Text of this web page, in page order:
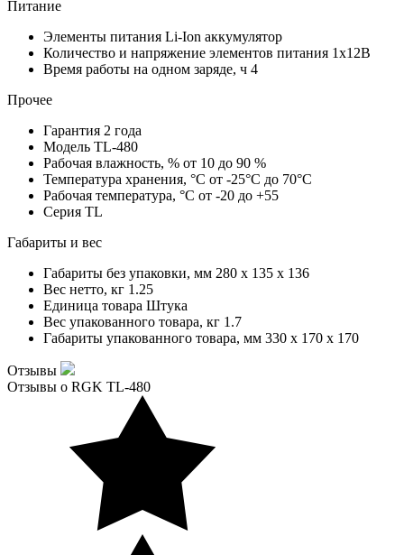
Питание
Элементы питания Li-Ion аккумулятор
Количество и напряжение элементов питания 1х12В
Время работы на одном заряде, ч 4
Прочее
Гарантия 2 года
Модель TL-480
Рабочая влажность, % от 10 до 90 %
Температура хранения, °С от -25°C до 70°C
Рабочая температура, °С от -20 до +55
Серия TL
Габариты и вес
Габариты без упаковки, мм 280 x 135 x 136
Вес нетто, кг 1.25
Единица товара Штука
Вес упакованного товара, кг 1.7
Габариты упакованного товара, мм 330 x 170 x 170
Отзывы
Отзывы о RGK TL-480